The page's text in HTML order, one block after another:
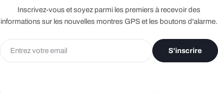
Inscrivez-vous et soyez parmi les premiers à recevoir des
informations sur les nouvelles montres GPS et les boutons d'alarme.
E-
mail
S'inscrire